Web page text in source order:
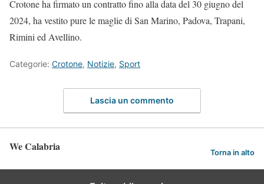
Crotone ha firmato un contratto fino alla data del 30 giugno del
2024, ha vestito pure le maglie di San Marino, Padova, Trapani,
Rimini ed Avellino.
Categorie: Crotone, Notizie, Sport
Lascia un commento
We Calabria Torna in alto